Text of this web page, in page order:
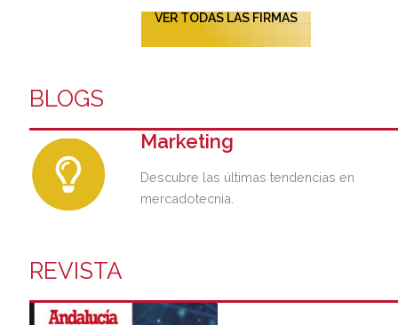
VER TODAS LAS FIRMAS
BLOGS
Marketing
Descubre las últimas tendencias en
mercadotecnia.
REVISTA